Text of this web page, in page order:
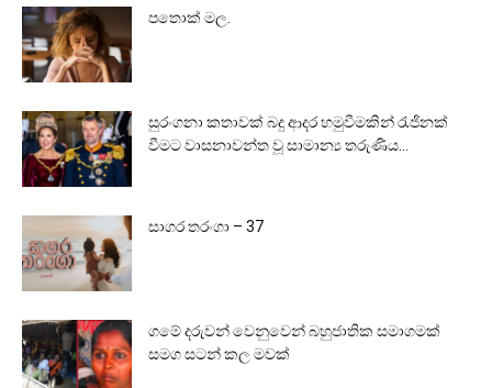
පතොක් මල.
සුරංගනා කතාවක් බදු ආදර හමුවීමකින් රැජිනක්
වීමට වාසනාවන්ත වූ සාමාන්‍ය තරුණිය...
සාගර තරංගා – 37
ගමේ දරුවන් වෙනුවෙන් බහුජාතික සමාගමක්
සමග සටන් කල මවක්